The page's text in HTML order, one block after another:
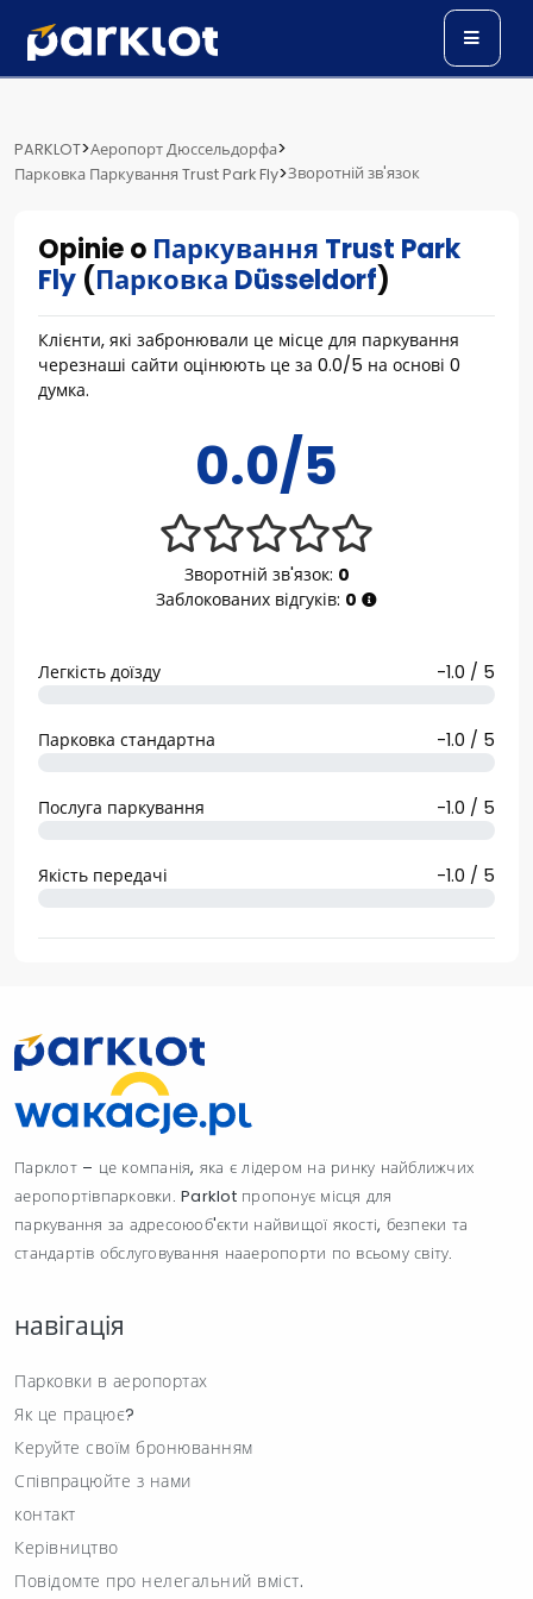
PARKLOT>Аеропорт Дюссельдорфа>
Парковка Паркування Trust Park Fly>Зворотній зв'язок
Opinie o Паркування Trust Park
Fly (Парковка Düsseldorf)
Клієнти, які забронювали це місце для паркування
черезнаші сайти оцінюють це за 0.0/5 на основі 0
думка.
0.0/5
Зворотній зв'язок: 0
Заблокованих відгуків: 0
Легкість доїзду -1.0 / 5
Парковка стандартна -1.0 / 5
Послуга паркування -1.0 / 5
Якість передачі -1.0 / 5
Парклот – це компанія, яка є лідером на ринку найближчих
аеропортівпарковки. Parklot пропонує місця для
паркування за адресоюоб'єкти найвищої якості, безпеки та
стандартів обслуговування нааеропорти по всьому світу.
навігація
Парковки в аеропортах
Як це працює?
Керуйте своїм бронюванням
Співпрацюйте з нами
контакт
Керівництво
Повідомте про нелегальний вміст.